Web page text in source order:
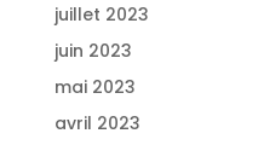
juillet 2023
juin 2023
mai 2023
avril 2023